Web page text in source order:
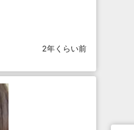
2年くらい前